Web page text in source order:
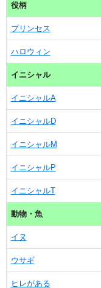
役柄
プリンセス
ハロウィン
イニシャル
イニシャルA
イニシャルD
イニシャルM
イニシャルP
イニシャルT
動物・魚
イヌ
ウサギ
ヒレがある